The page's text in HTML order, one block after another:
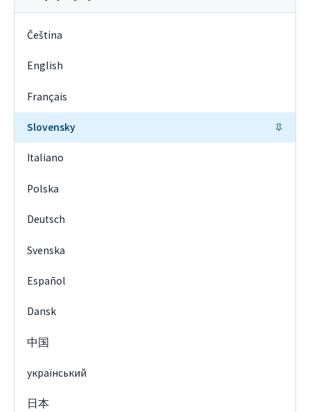
Čeština
English
Français
Slovensky
Italiano
Polska
Deutsch
Svenska
Español
Dansk
中国
український
日本